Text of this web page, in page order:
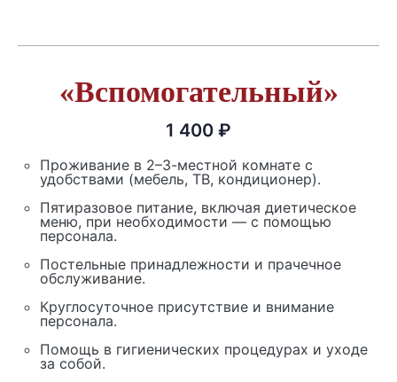
«Вспомогательный»
1 400 ₽
Проживание в 2–3-местной комнате с
удобствами (мебель, ТВ, кондиционер).
Пятиразовое питание, включая диетическое
меню, при необходимости — с помощью
персонала.
Постельные принадлежности и прачечное
обслуживание.
Круглосуточное присутствие и внимание
персонала.
Помощь в гигиенических процедурах и уходе
за собой.